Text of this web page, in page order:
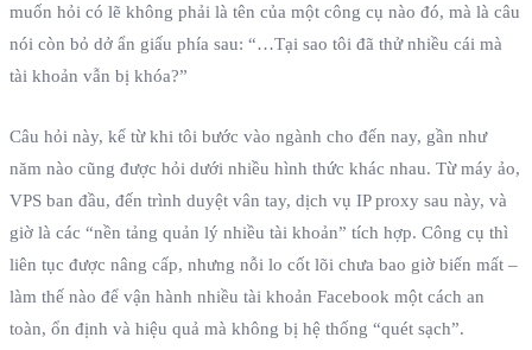
muốn hỏi có lẽ không phải là tên của một công cụ nào đó, mà là câu
nói còn bỏ dở ẩn giấu phía sau: “…Tại sao tôi đã thử nhiều cái mà
tài khoản vẫn bị khóa?”
Câu hỏi này, kể từ khi tôi bước vào ngành cho đến nay, gần như
năm nào cũng được hỏi dưới nhiều hình thức khác nhau. Từ máy ảo,
VPS ban đầu, đến trình duyệt vân tay, dịch vụ IP proxy sau này, và
giờ là các “nền tảng quản lý nhiều tài khoản” tích hợp. Công cụ thì
liên tục được nâng cấp, nhưng nỗi lo cốt lõi chưa bao giờ biến mất –
làm thế nào để vận hành nhiều tài khoản Facebook một cách an
toàn, ổn định và hiệu quả mà không bị hệ thống “quét sạch”.